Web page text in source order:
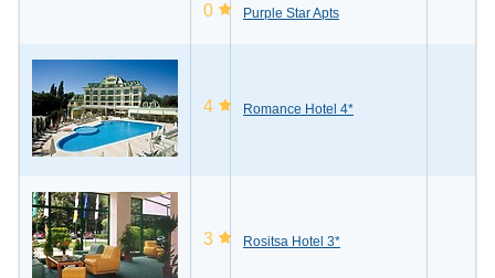
0 Purple Star Apts
4 Romance Hotel 4*
3 Rositsa Hotel 3*